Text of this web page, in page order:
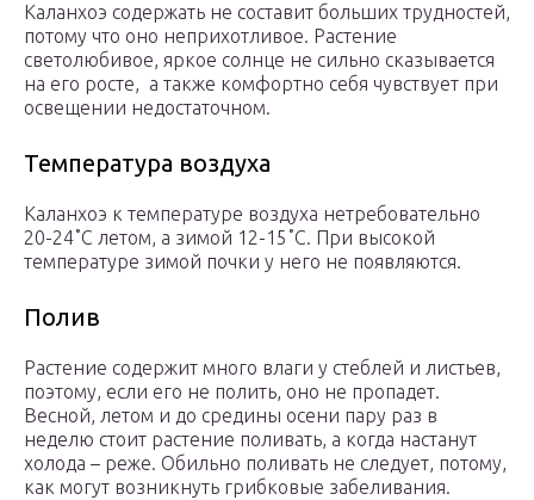
Каланхоэ содержать не составит больших трудностей,
потому что оно неприхотливое. Растение
светолюбивое, яркое солнце не сильно сказывается
на его росте, а также комфортно себя чувствует при
освещении недостаточном.
Температура воздуха
Каланхоэ к температуре воздуха нетребовательно
20-24˚С летом, а зимой 12-15˚С. При высокой
температуре зимой почки у него не появляются.
Полив
Растение содержит много влаги у стеблей и листьев,
поэтому, если его не полить, оно не пропадет.
Весной, летом и до средины осени пару раз в
неделю стоит растение поливать, а когда настанут
холода – реже. Обильно поливать не следует, потому,
как могут возникнуть грибковые забеливания.